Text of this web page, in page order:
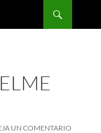
UN COMENTARIO